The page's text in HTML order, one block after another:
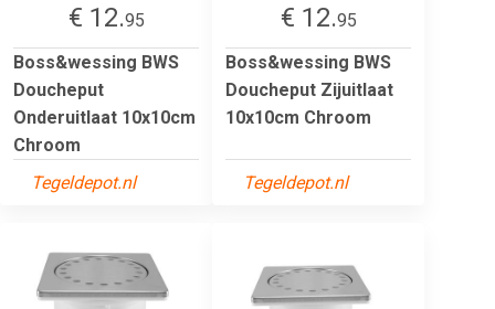
€ 12.95
Boss&wessing BWS
Doucheput
Onderuitlaat 10x10cm
Chroom
Tegeldepot.nl
€ 12.95
Boss&wessing BWS
Doucheput Zijuitlaat
10x10cm Chroom
Tegeldepot.nl